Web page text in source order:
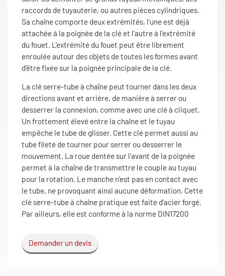
raccords de tuyauterie, ou autres pièces cylindriques.
Sa chaîne comporte deux extrémités, l'une est déjà
attachée à la poignée de la clé et l'autre à l'extrémité
du fouet. L'extrémité du fouet peut être librement
enroulée autour des objets de toutes les formes avant
d'être fixée sur la poignée principale de la clé.
La clé serre-tube à chaîne peut tourner dans les deux
directions avant et arrière, de manière à serrer ou
desserrer la connexion, comme avec une clé à cliquet.
Un frottement élevé entre la chaîne et le tuyau
empêche le tube de glisser. Cette clé permet aussi au
tube fileté de tourner pour serrer ou desserrer le
mouvement. La roue dentée sur l'avant de la poignée
permet à la chaîne de transmettre le couple au tuyau
pour la rotation. Le manche n'est pas en contact avec
le tube, ne provoquant ainsi aucune déformation. Cette
clé serre-tube à chaîne pratique est faite d'acier forgé.
Par ailleurs, elle est conforme à la norme DIN17200
Demander un devis